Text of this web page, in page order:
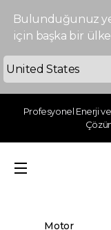
Bulunduğunuz
için başka bir
Profesyonel Enerji
Motor